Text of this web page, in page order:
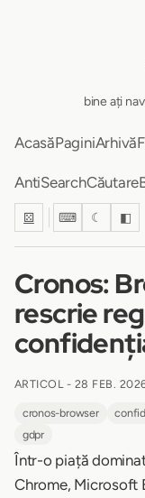
bine ați
AcasăPaginiArhivă
AntiSearchCăutare
⚄ ⌨ ☾ ◧
Cronos:
rescrie
ARTICOL - 28 FEB.
cronos-browser
gdpr
Într-o piață
Chrome, Microsoft